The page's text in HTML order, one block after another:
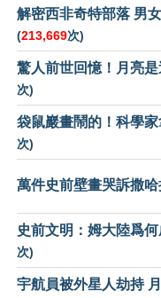
解密西非奇特部落 男
(213,669次)
驚人前世回憶！月亮
次)
袋鼠巖畫鬧的！科學
次)
萬件史前壁畫哭訴撒
史前文明：姆大陸爲
次)
宇航員被外星人劫持